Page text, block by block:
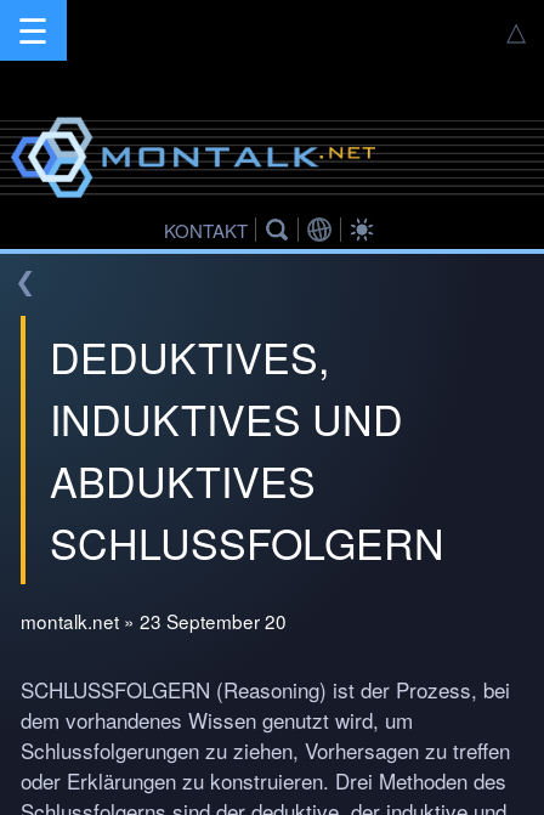
△
☰
KONTAKT
❮
DEDUKTIVES,
INDUKTIVES UND
ABDUKTIVES
SCHLUSSFOLGERN
montalk.net » 23 September 20
SCHLUSSFOLGERN (Reasoning) ist der Prozess, bei
dem vorhandenes Wissen genutzt wird, um
Schlussfolgerungen zu ziehen, Vorhersagen zu treffen
oder Erklärungen zu konstruieren. Drei Methoden des